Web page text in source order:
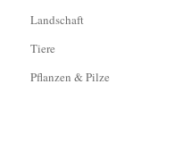
Landschaft
Tiere
Pflanzen & Pilze